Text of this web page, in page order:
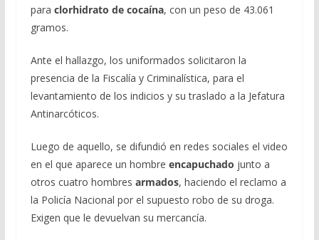
para clorhidrato de cocaína, con un peso de 43.061
gramos.
Ante el hallazgo, los uniformados solicitaron la
presencia de la Fiscalía y Criminalística, para el
levantamiento de los indicios y su traslado a la Jefatura
Antinarcóticos.
Luego de aquello, se difundió en redes sociales el video
en el que aparece un hombre encapuchado junto a
otros cuatro hombres armados, haciendo el reclamo a
la Policía Nacional por el supuesto robo de su droga.
Exigen que le devuelvan su mercancía.